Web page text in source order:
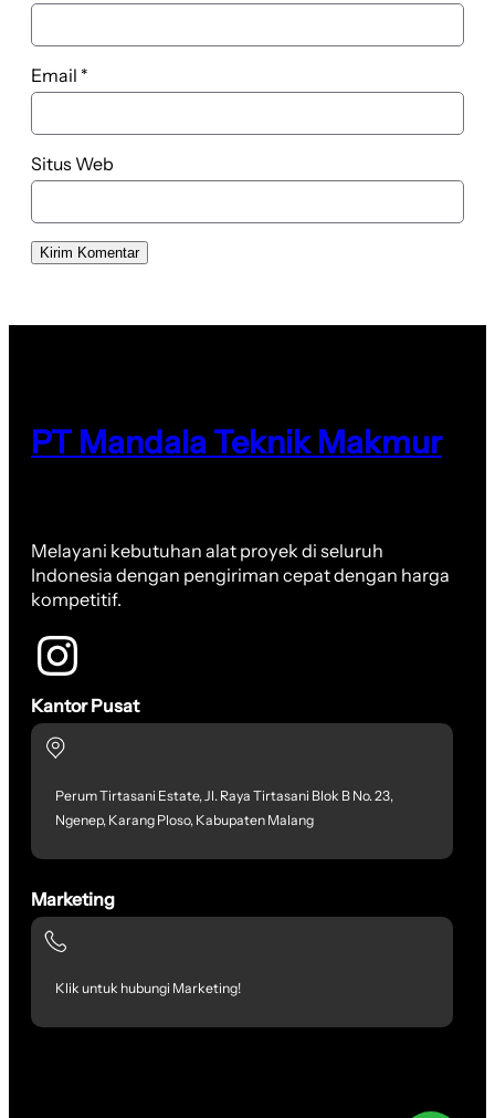
Email *
Situs Web
PT Mandala Teknik Makmur
Melayani kebutuhan alat proyek di seluruh
Indonesia dengan pengiriman cepat dengan harga
kompetitif.
Kantor Pusat
Perum Tirtasani Estate, Jl. Raya Tirtasani Blok B No. 23,
Ngenep, Karang Ploso, Kabupaten Malang
Marketing
Klik untuk hubungi Marketing!